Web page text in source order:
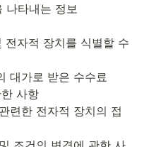
나타내는 정보
자적 장치를 식별할 수
대가로 받은 수수료
사항
련한 전자적 장치의 접